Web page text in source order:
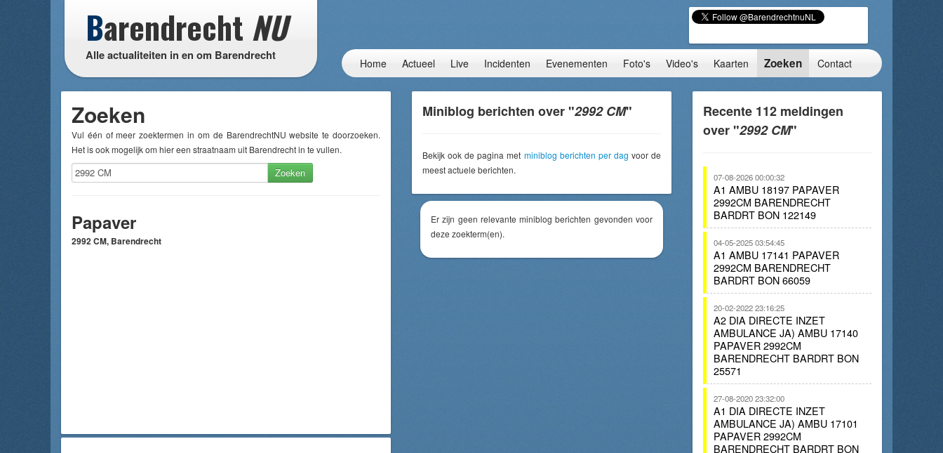
Barendrecht NU
Alle actualiteiten in en om Barendrecht
Home Actueel Live Incidenten Evenementen Foto's Video's Kaarten Zoeken Contact
Zoeken
Vul één of meer zoektermen in om de BarendrechtNU website te doorzoeken.
Het is ook mogelijk om hier een straatnaam uit Barendrecht in te vullen.
Zoeken
Papaver
2992 CM, Barendrecht
Miniblog berichten over "2992 CM"
Bekijk ook de pagina met miniblog berichten per dag voor de
meest actuele berichten.
Er zijn geen relevante miniblog berichten gevonden voor
deze zoekterm(en).
Recente 112 meldingen
over "2992 CM"
07-08-2026 00:00:32
A1 AMBU 18197 PAPAVER
2992CM BARENDRECHT
BARDRT BON 122149
04-05-2025 03:54:45
A1 AMBU 17141 PAPAVER
2992CM BARENDRECHT
BARDRT BON 66059
20-02-2022 23:16:25
A2 DIA DIRECTE INZET
AMBULANCE JA) AMBU 17140
PAPAVER 2992CM
BARENDRECHT BARDRT BON
25571
27-08-2020 23:32:00
A1 DIA DIRECTE INZET
AMBULANCE JA) AMBU 17101
PAPAVER 2992CM
BARENDRECHT BARDRT BON